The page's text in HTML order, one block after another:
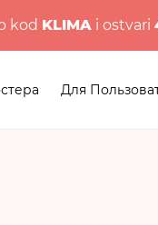
kod KLIMAi ostvari
Для